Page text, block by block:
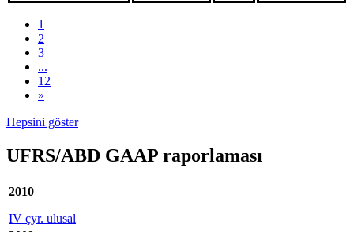
1
2
3
...
12
»
Hepsini göster
UFRS/ABD GAAP raporlaması
2010
IV çyr. ulusal